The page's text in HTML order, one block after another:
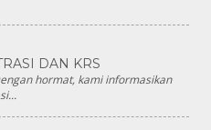
DAN KRS
hormat, kami informasikan